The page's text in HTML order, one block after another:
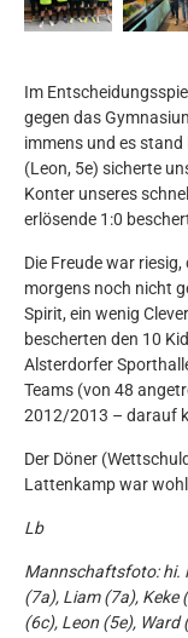
Im
gegen das
immens und es
(Leon, 5e) sicherte
Konter unseres
erlösende 1:0
Die Freude war
morgens noch nicht
Spirit, ein wenig
bescherten den 10
Alsterdorfer
Teams (von 48
2012/2013 – darauf
Der Döner
Lattenkamp war
Lb
Mannschaftsfoto: hi.
(7a), Liam (7a), Keke
(6c), Leon (5e), Ward